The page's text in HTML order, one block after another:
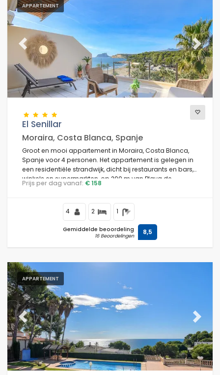
APPARTEMENT
Previous Next
El Senillar
Moraira, Costa Blanca, Spanje
Groot en mooi appartement in Moraira, Costa Blanca,
Spanje voor 4 personen. Het appartement is gelegen in
een residentiële strandwijk, dicht bij restaurants en bars,
winkels en supermarkten, op 200 m van Playa de
L'Ampolla strand en op 0,2 km van de Middellandse Zee.
Prijs per dag vanaf: € 158
4 2 1
Gemiddelde beoordeling
16 Beoordelingen 8,5
APPARTEMENT
Previous Next